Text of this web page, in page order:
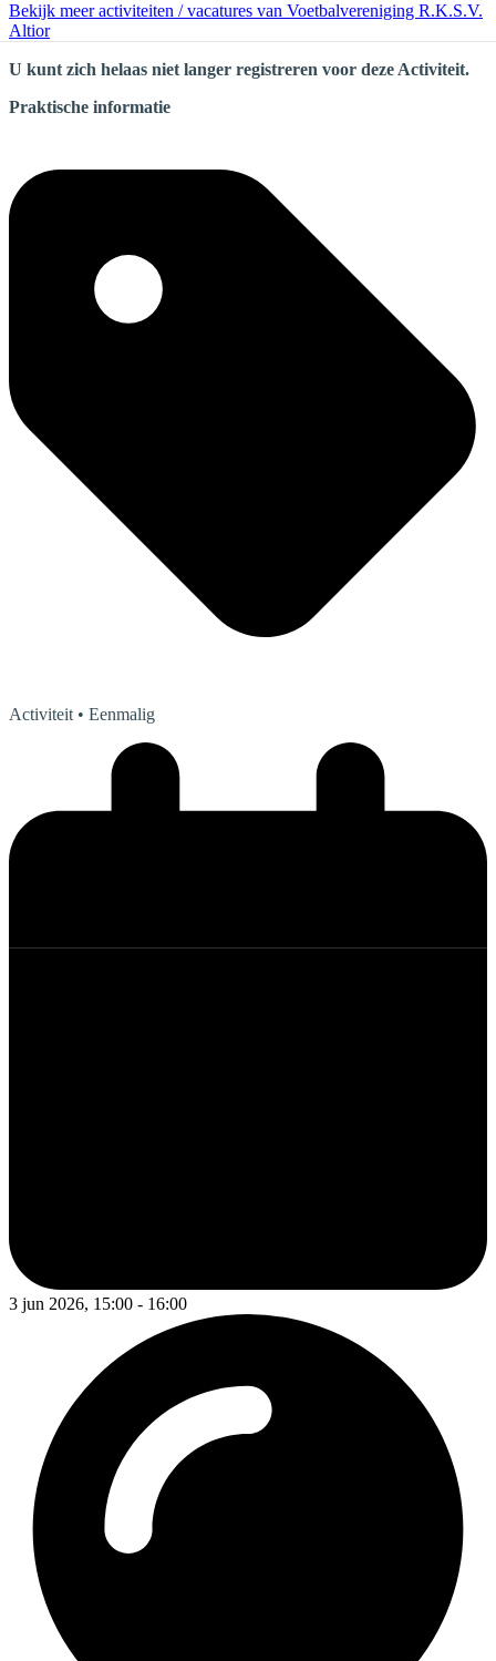
Bekijk meer activiteiten / vacatures van Voetbalvereniging R.K.S.V.
Altior
U kunt zich helaas niet langer registreren voor deze Activiteit.
Praktische informatie
Activiteit • Eenmalig
3 jun 2026, 15:00 - 16:00